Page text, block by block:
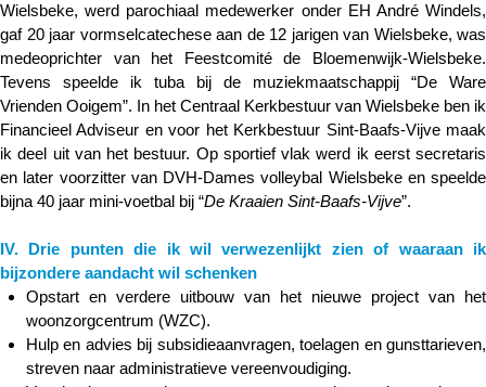
Wielsbeke, werd parochiaal medewerker onder EH André Windels,
gaf 20 jaar vormselcatechese aan de 12 jarigen van Wielsbeke, was
medeoprichter van het Feestcomité de Bloemenwijk-Wielsbeke.
Tevens speelde ik tuba bij de muziekmaatschappij “De Ware
Vrienden Ooigem”. In het Centraal Kerkbestuur van Wielsbeke ben ik
Financieel Adviseur en voor het Kerkbestuur Sint-Baafs-Vijve maak
ik deel uit van het bestuur. Op sportief vlak werd ik eerst secretaris
en later voorzitter van DVH-Dames volleybal Wielsbeke en speelde
bijna 40 jaar mini-voetbal bij “De Kraaien Sint-Baafs-Vijve”.
IV. Drie punten die ik wil verwezenlijkt zien of waaraan ik
bijzondere aandacht wil schenken
Opstart en verdere uitbouw van het nieuwe project van het
woonzorgcentrum (WZC).
Hulp en advies bij subsidieaanvragen, toelagen en gunsttarieven,
streven naar administratieve vereenvoudiging.